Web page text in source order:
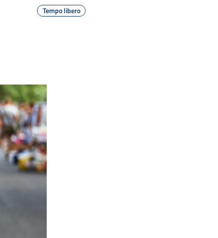
Tempo libero